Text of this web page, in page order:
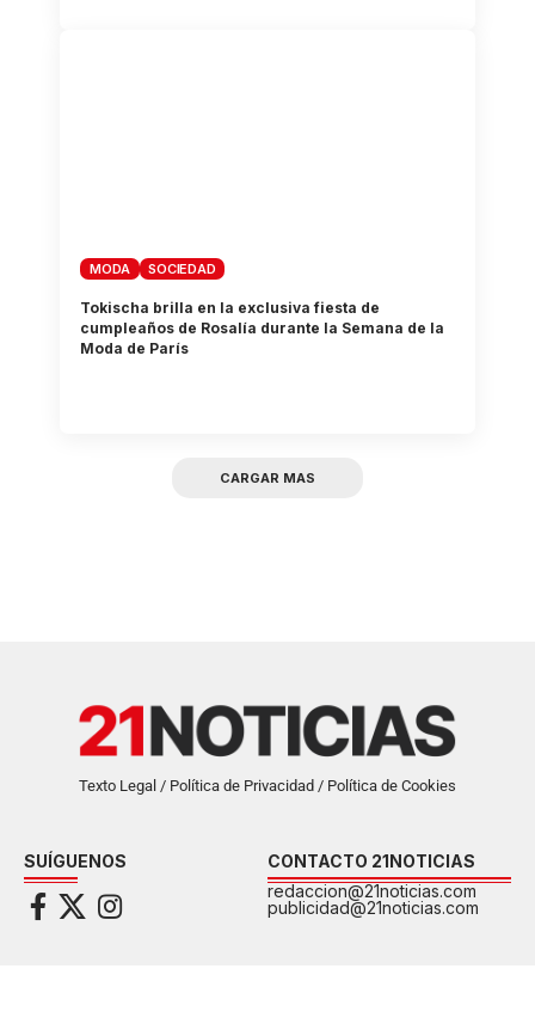
MODA SOCIEDAD
Tokischa brilla en la exclusiva fiesta de
cumpleaños de Rosalía durante la Semana de la
Moda de París
CARGAR MAS
Texto Legal / Política de Privacidad / Política de Cookies
SUÍGUENOS
CONTACTO 21NOTICIAS
redaccion@21noticias.com
publicidad@21noticias.com